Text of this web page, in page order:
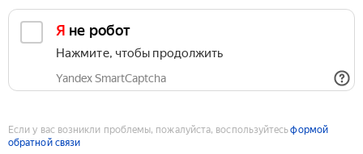
Я не робот
Нажмите, чтобы продолжить
Yandex SmartCaptcha
Если у вас возникли проблемы, пожалуйста, воспользуйтесьформой
обратной связи